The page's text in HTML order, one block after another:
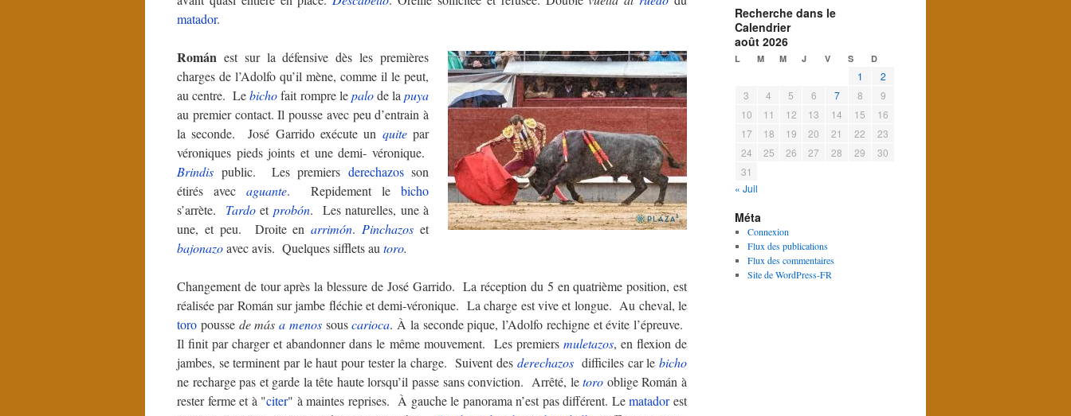
matador.
Román est sur la défensive dès les premières
charges de l’Adolfo qu’il mène, comme il le peut,
au centre. Lebichofait rompre lepalode lapuya
au premier contact. Il pousse avec peu d’entrain à
la seconde. José Garrido exécute un quitepar
véroniques pieds joints et une demi- véronique.
Brindis public. Les premiers derechazosson
étirés avec aguante. Repidement lebicho
s’arrète. Tardoet probón. Les naturelles, une à
une, et peu. Droite enarrimón. Pinchazos et
bajonazoavec avis. Quelques sifflets au toro.
Changement de tour après la blessure de José Garrido. La réception du 5 en quatrième position, est
réalisée par Román sur jambe fléchie et demi-véronique. La charge est vive et longue. Au cheval, le
toro pousse de más a menossouscarioca. À la seconde pique, l’Adolfo rechigne et évite l’épreuve.
Il finit par charger et abandonner dans le même mouvement. Les premiers muletazos, en flexion de
jambes, se terminent par le haut pour tester la charge. Suivent des derechazosdifficiles car lebicho
ne recharge pas et garde la tête haute lorsqu’il passe sans conviction. Arrêté, letoro oblige Román à
rester ferme et à "citer" à maintes reprises. À gauche le panorama n’est pas différent. Lematadorest
Recherche dans le
Calendrier
août 2026
L M M J V S D
1
2
3
4 5 6 7 8
9
10
11 12 13 14 15
16
17
18 19 20 21 22
23
24
25 26 27 28 29
30
31
« Juil
Méta
Connexion
Flux des publications
Flux des commentaires
Site de WordPress-FR